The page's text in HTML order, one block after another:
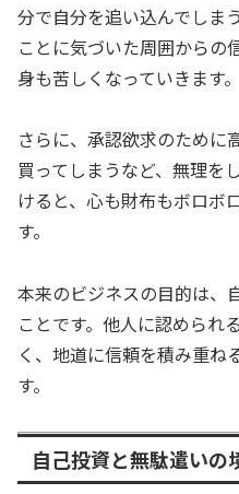
分で自分を追い込んでしま
ことに気づいた周囲からの
身も苦しくなっていきます。
さらに、承認欲求のために
買ってしまうなど、無理を
けると、心も財布もボロボ
す。
本来のビジネスの目的は、
ことです。他人に認められ
く、地道に信頼を積み重ね
す。
自己投資と無駄遣いの